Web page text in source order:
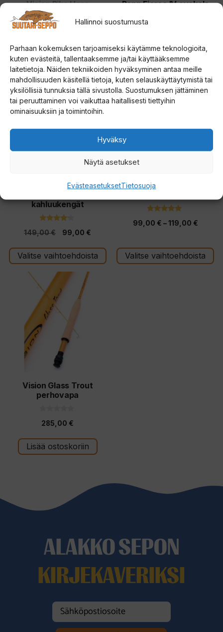
Hallinnoi suostumusta
Parhaan kokemuksen tarjoamiseksi käytämme teknologioita,
kuten evästeitä, tallentaaksemme ja/tai käyttääksemme
laitetietoja. Näiden tekniikoiden hyväksyminen antaa meille
mahdollisuuden käsitellä tietoja, kuten selauskäyttäytymistä tai
yksilöllisiä tunnuksia tällä sivustolla. Suostumuksen jättäminen
tai peruuttaminen voi vaikuttaa haitallisesti tiettyihin
ominaisuuksiin ja toimintoihin.
Hyväksy
Näytä asetukset
EvästeasetuksetTietosuoja
Vision Pike Hero
perhovapa
hinta
oli:
269,00 €.
hinta
on:
169,00 €.
Valitse vaihtoehdoista
tuotteen
sivulla.
Penn Fierce IV avokela
s
t
ä
74,90
79,90
Valitse vaihtoehdoista
tuotteen
sivulla.
ALE!
kahluukengät
5:stä
149,00€
Alkuperäinen
oli:
149,00 €.
99,00 €
on:
Valitse vaihtoehdoista
Tällä
tuotteella
on
useampi
Voit
sivulla.
5:stä
99,00 € – 119,00 €
-
119,00
Valitse vaihtoehdoista
Tällä
tuotteella
useampi
muunnelma.
Voit
tehdä
valinnat
Vision Glass Trout
perhovapa
5
s
t
ä
285,00 €
Lisää ostoskoriin
ALAKKO SEPON
KIRJEKAVERIKSI